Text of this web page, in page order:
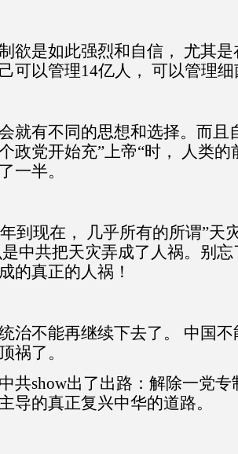
欲是如此强烈和自信， 尤其
可以管理14亿人， 可以管理
就有不同的思想和选择。而且
政党开始充”上帝“时， 人类
一半。
到现在， 几乎所有的所谓”天
中共把天灾弄成了人祸。别
的真正的人祸！
治不能再继续下去了。 中国
祸了。
共show出了出路：解除一党
导的真正复兴中华的道路。